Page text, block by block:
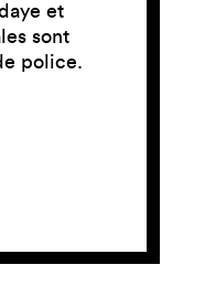
et
sont
police.